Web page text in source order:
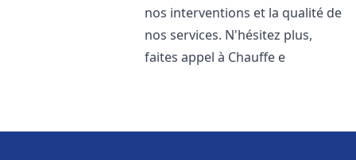
nos interventions et la qualité de
nos services. N'hésitez plus,
faites appel à Chauffe e